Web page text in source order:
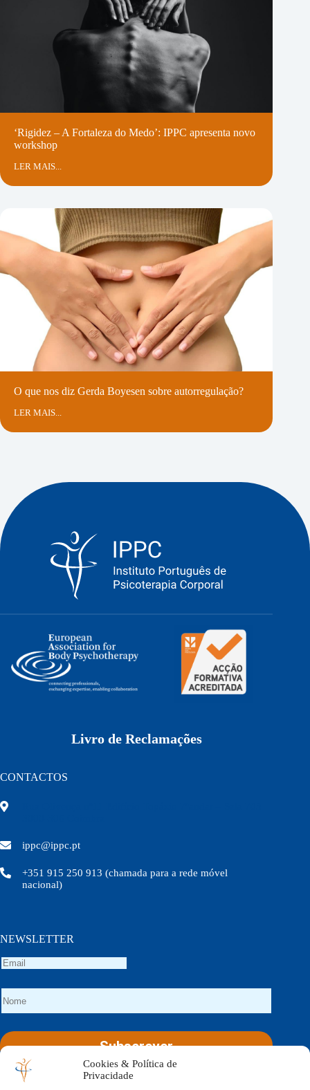
Cookies & Política de
Privacidade
‘Rigidez – A Fortaleza do Medo’: IPPC apresenta novo
workshop
LER MAIS...
O que nos diz Gerda Boyesen sobre autorregulação?
LER MAIS...
Livro de Reclamações
CONTACTOS
ippc@ippc.pt
+351 915 250 913 (chamada para a rede móvel
nacional)
NEWSLETTER
Social Icons